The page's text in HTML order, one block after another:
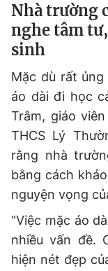
Theo dõi báo trên
0906 645 777
Đặt báo Quảng
Tổng biên tập:
Phó tổng biên tập
Phó tổng biên tập:
Phó tổng biên tập:
Tổng thư ký tòa
Giấy phép xuất bản
© 2003-2026 Bản
chép dưới mọi hình
Nhà trường
nghe tâm
sinh
Mặc dù rất
áo dài đi học
Trâm, giáo
THCS Lý
rằng nhà
bằng cách
nguyện vọng
“Việc mặc áo
nhiều vấn đề.
hiện nét đẹp